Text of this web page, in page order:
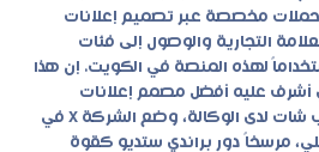
حملات مخصصة عبر تصميم إعلانات
التجارية والوصول إلى فئات
لهذه المنصة في الكويت. إن هذا
أشرف عليه أفضل مصمم إعلانات
فيسبوك وانستغرام وسناب شات لدى الوكالة، وضع الشركة X في
مرسخاً دور براندي ستديو كقوة